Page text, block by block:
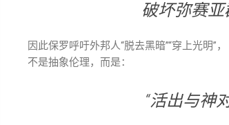
破坏弥赛亚
因此保罗呼吁外邦人“脱去黑暗”“穿上光明”，
不是抽象伦理，而是：
“活出与神